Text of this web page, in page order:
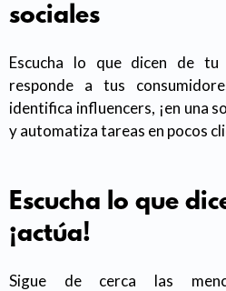
sociales
Escucha lo que dicen de tu
responde a tus
identifica influencers, ¡en una
y automatiza tareas en pocos
Escucha lo que
¡actúa!
Sigue de cerca las